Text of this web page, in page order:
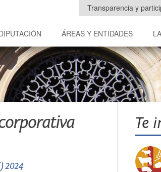
Transparencia y
ÁREAS Y ENTIDADES
2024
Te